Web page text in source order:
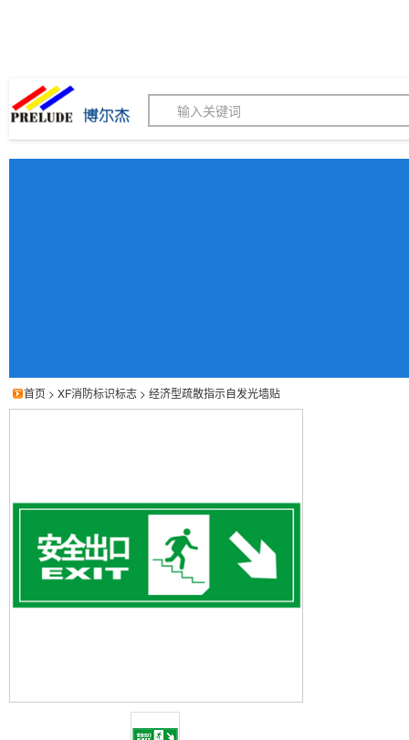
博尔杰PTS - 工业标识解
首页 > XF消防标识标志 > 经济型疏散指示自发光墙贴
经济型自发光标识牌 安